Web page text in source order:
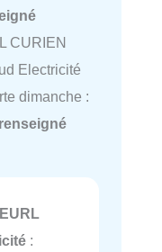
CURIEN
Electricité
dimanche :
EURL
: